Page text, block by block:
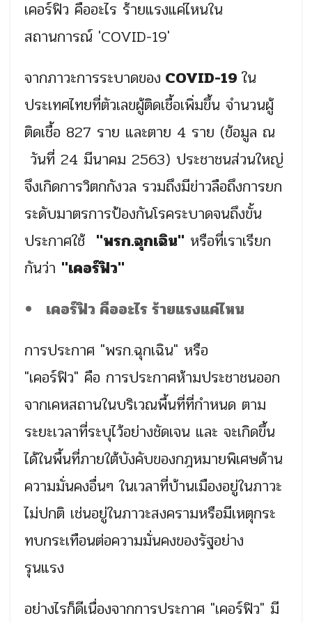
เคอร์ฟิว คืออะไร ร้ายแรงแค่ไหนใน
สถานการณ์ 'COVID-19'
จากภาวะการระบาดของ COVID-19 ใน
ประเทศไทยที่ตัวเลขผู้ติดเชื้อเพิ่มขึ้น จำนวนผู้
ติดเชื้อ 827 ราย และตาย 4 ราย (ข้อมูล ณ​
วันที่ 24 มีนาคม 2563) ประชาชนส่วนใหญ่
จึงเกิดการวิตกกังวล รวมถึงมีข่าวลือถึงการยก
ระดับมาตรการป้องกันโรคระบาดจนถึงขั้น
ประกาศใช้ "พรก.ฉุกเฉิน" หรือที่เราเรียก
กันว่า "เคอร์ฟิว"
เคอร์ฟิว คืออะไรร้ายแรงแค่ไหน
การประกาศ "พรก.ฉุกเฉิน" หรือ
"เคอร์ฟิว" คือ การประกาศห้ามประชาชนออก
จากเคหสถานในบริเวณพื้นที่ที่กำหนด ตาม
ระยะเวลาที่ระบุไว้อย่างชัดเจน และ จะเกิดขึ้น
ได้ในพื้นที่ภายใต้บังคับของกฎหมายพิเศษด้าน
ความมั่นคงอื่นๆ ในเวลาที่บ้านเมืองอยู่ในภาวะ
ไม่ปกติ เช่นอยู่ในภาวะสงครามหรือมีเหตุกระ
ทบกระเทือนต่อความมั่นคงของรัฐอย่าง
รุนแรง
อย่างไรก็ดีเนื่องจากการประกาศ "เคอร์ฟิว" มี